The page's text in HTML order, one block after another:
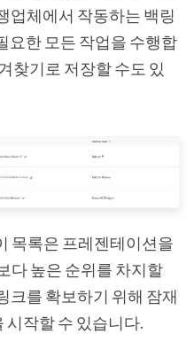
업체에서 작동하는 백링
요한 모든 작업을 수행합
찾기로 저장할 수도 있
목록은 프레젠테이션을
다 높은 순위를 차지할
크를 확보하기 위해 잠재
시작할 수 있습니다.